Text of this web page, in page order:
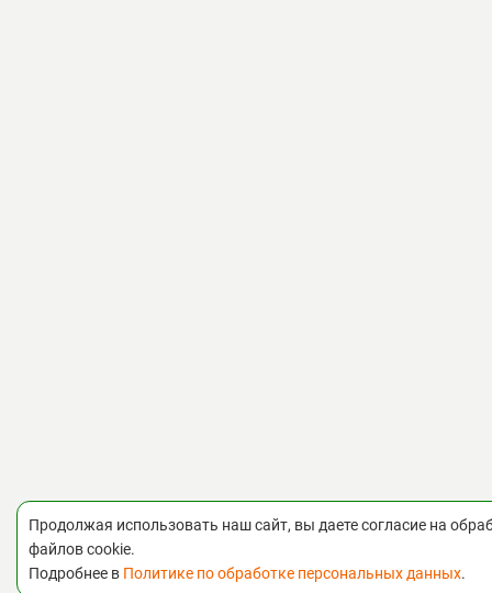
Продолжая использовать наш сайт, вы даете согласие на
файлов cookie.
Подробнее в Политике по обработке персональных данных.